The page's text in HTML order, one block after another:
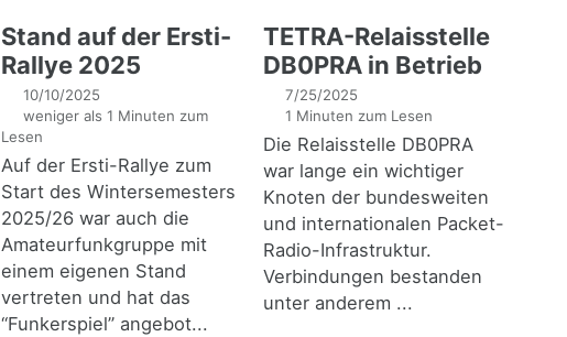
Stand auf der Ersti-
Rallye 2025
10/10/2025
weniger als 1 Minuten zum
Lesen
Auf der Ersti-Rallye zum
Start des Wintersemesters
2025/26 war auch die
Amateurfunkgruppe mit
einem eigenen Stand
vertreten und hat das
“Funkerspiel” angebot...
TETRA-Relaisstelle
DB0PRA in Betrieb
7/25/2025
1 Minuten zum Lesen
Die Relaisstelle DB0PRA
war lange ein wichtiger
Knoten der bundesweiten
und internationalen Packet-
Radio-Infrastruktur.
Verbindungen bestanden
unter anderem ...